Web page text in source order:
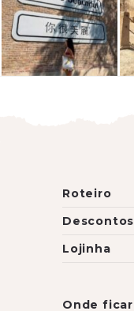
Roteiro
Descontos
Lojinha
Onde ficar